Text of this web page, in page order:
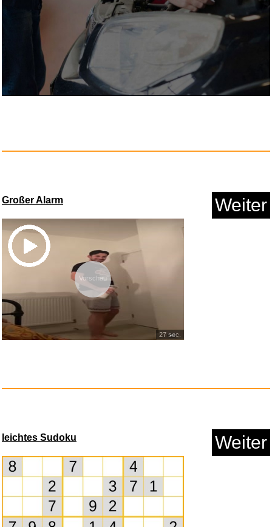
Dicota Eco Slim Case PRO 12-
14...
Anzeige
Großer Alarm Weiter
Vorschau
27 sec.
leichtes Sudoku Weiter